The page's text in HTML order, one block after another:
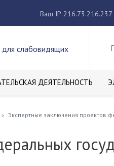
Ваш IP 216.73.216.237
для слабовидящих
ДЕЯТЕЛЬНОСТЬ
Экспертные заключения проектов